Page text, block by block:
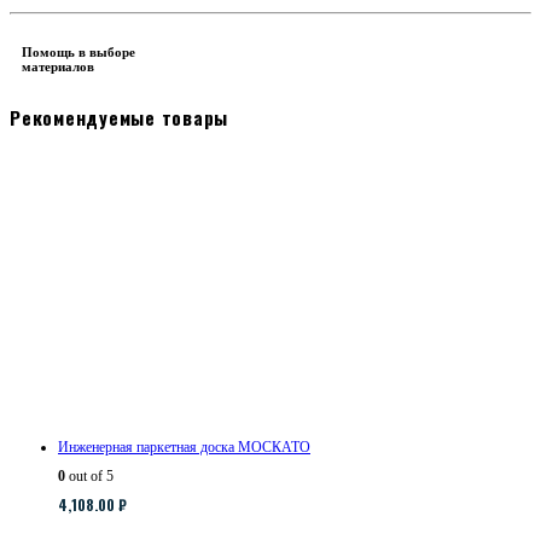
Помощь в выборе
материалов
Рекомендуемые товары
Инженерная паркетная доска МОСКАТО
0 out of 5
4,108.00 ₽